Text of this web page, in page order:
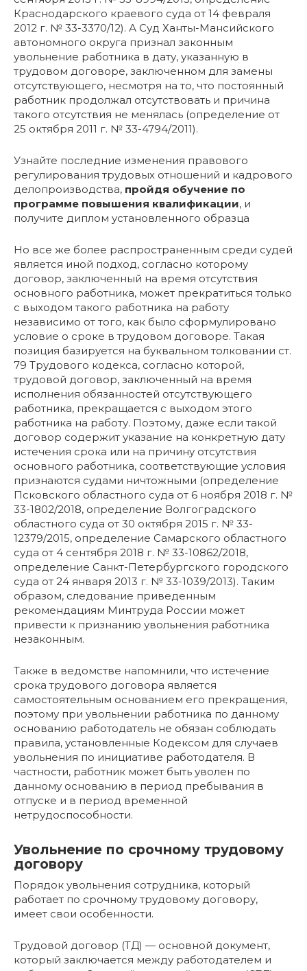
Краснодарского краевого суда от 14 февраля
2012 г. № 33-3370/12). А Суд Ханты-Мансийского
автономного округа признал законным
увольнение работника в дату, указанную в
трудовом договоре, заключенном для замены
отсутствующего, несмотря на то, что постоянный
работник продолжал отсутствовать и причина
такого отсутствия не менялась (определение от
25 октября 2011 г. № 33-4794/2011).
Узнайте последние изменения правового
регулирования трудовых отношений и кадрового
делопроизводства, пройдя обучение по
программе повышения квалификации, и
получите диплом установленного образца
Но все же более распространенным среди судей
является иной подход, согласно которому
договор, заключенный на время отсутствия
основного работника, может прекратиться только
с выходом такого работника на работу
независимо от того, как было сформулировано
условие о сроке в трудовом договоре. Такая
позиция базируется на буквальном толковании ст.
79 Трудового кодекса, согласно которой,
трудовой договор, заключенный на время
исполнения обязанностей отсутствующего
работника, прекращается с выходом этого
работника на работу. Поэтому, даже если такой
договор содержит указание на конкретную дату
истечения срока или на причину отсутствия
основного работника, соответствующие условия
признаются судами ничтожными (определение
Псковского областного суда от 6 ноября 2018 г. №
33-1802/2018, определение Волгоградского
областного суда от 30 октября 2015 г. № 33-
12379/2015, определение Самарского областного
суда от 4 сентября 2018 г. № 33-10862/2018,
определение Санкт-Петербургского городского
суда от 24 января 2013 г. № 33-1039/2013). Таким
образом, следование приведенным
рекомендациям Минтруда России может
привести к признанию увольнения работника
незаконным.
Также в ведомстве напомнили, что истечение
срока трудового договора является
самостоятельным основанием его прекращения,
поэтому при увольнении работника по данному
основанию работодатель не обязан соблюдать
правила, установленные Кодексом для случаев
увольнения по инициативе работодателя. В
частности, работник может быть уволен по
данному основанию в период пребывания в
отпуске и в период временной
нетрудоспособности.
Увольнение по срочному трудовому
договору
Порядок увольнения сотрудника, который
работает по срочному трудовому договору,
имеет свои особенности.
Трудовой договор (ТД) — основной документ,
который заключается между работодателем и